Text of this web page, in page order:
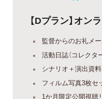
【Dプラン】オン
監督からのお礼メー
活動日誌（コレクタ
シナリオ＋演出資料
フィルム写真3枚セ
1か月限定公開視聴